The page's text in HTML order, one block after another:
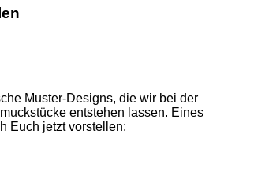
Muster-Designs, die wir bei der
entstehen lassen. Eines
Euch jetzt vorstellen: